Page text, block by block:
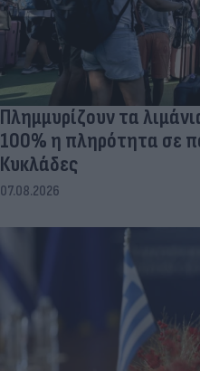
Πλημμυρίζουν τα
100% η πληρότητα σε
Κυκλάδες
07.08.2026